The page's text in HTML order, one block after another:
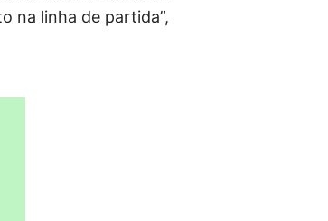
na linha de partida”,